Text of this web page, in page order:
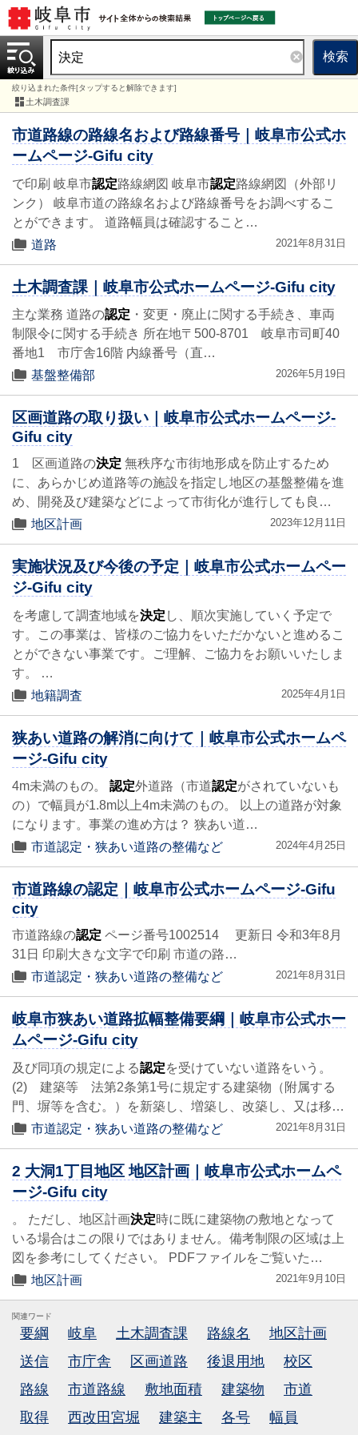
検索
絞り込まれた条件[タップすると解除できます]
土木調査課
市道路線の路線名および路線番号｜岐阜市公式ホ
ームページ-Gifu city
で印刷 岐阜市認定路線網図 岐阜市認定路線網図（外部リ
ンク） 岐阜市道の路線名および路線番号をお調べするこ
とができます。 道路幅員は確認すること…
道路
2021年8月31日
土木調査課｜岐阜市公式ホームページ-Gifu city
主な業務 道路の認定 ・変更・廃止に関する手続き、車両
制限令に関する手続き 所在地〒500-8701 岐阜市司町40
番地1 市庁舎16階 内線番号（直…
基盤整備部
2026年5月19日
区画道路の取り扱い｜岐阜市公式ホームページ-
Gifu city
1 区画道路の決定 無秩序な市街地形成を防止するため
に、あらかじめ道路等の施設を指定し地区の基盤整備を進
め、開発及び建築などによって市街化が進行しても良…
地区計画
2023年12月11日
実施状況及び今後の予定｜岐阜市公式ホームペー
ジ-Gifu city
を考慮して調査地域を決定 し、順次実施していく予定で
す。この事業は、皆様のご協力をいただかないと進めるこ
とができない事業です。ご理解、ご協力をお願いいたしま
す。 …
地籍調査
2025年4月1日
狭あい道路の解消に向けて｜岐阜市公式ホームペ
ージ-Gifu city
4m未満のもの。 認定外道路（市道認定がされていないも
の）で幅員が1.8m以上4m未満のもの。 以上の道路が対象
になります。事業の進め方は？ 狭あい道…
市道認定・狭あい道路の整備など
2024年4月25日
市道路線の認定｜岐阜市公式ホームページ-Gifu
city
市道路線の認定 ページ番号1002514 更新日 令和3年8月
31日 印刷大きな文字で印刷 市道の路…
市道認定・狭あい道路の整備など
2021年8月31日
岐阜市狭あい道路拡幅整備要綱｜岐阜市公式ホー
ムページ-Gifu city
及び同項の規定による認定を受けていない道路をいう。
(2) 建築等 法第2条第1号に規定する建築物（附属する
門、塀等を含む。）を新築し、増築し、改築し、又は移…
市道認定・狭あい道路の整備など
2021年8月31日
2 大洞1丁目地区 地区計画｜岐阜市公式ホームペ
ージ-Gifu city
。 ただし、地区計画決定時に既に建築物の敷地となって
いる場合はこの限りではありません。備考制限の区域は上
図を参考にしてください。 PDFファイルをご覧いた…
地区計画
2021年9月10日
関連ワード
要綱 岐阜 土木調査課 路線名
地区計画
送信
市庁舎 区画道路 後退用地
校区
路線
市道路線 敷地面積 建築物
市道
取得
西改田宮堀 建築主 各号 幅員